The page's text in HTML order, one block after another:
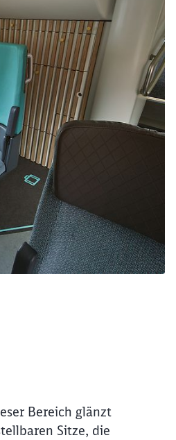
Bereich glänzt
Sitze, die